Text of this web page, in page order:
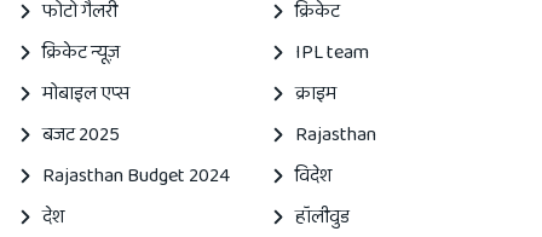
फोटो गैलरी
क्रिकेट
क्रिकेट न्यूज़
IPL team
मोबाइल एप्स
क्राइम
बजट 2025
Rajasthan
Rajasthan Budget 2024
विदेश
देश
हॉलीवुड